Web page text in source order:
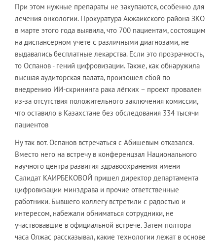
При этом нужные препараты не закупаются, особенно для
лечения онкологии. Прокуратура Акжаикского района ЗКО
в марте этого года выявила, что 700 пациентам, состоящим
на диспансерном учете с различными диагнозами, не
выдавались бесплатные лекарства. Если это прозрачность,
то Оспанов - гений цифровизации. Также, как обнаружила
высшая аудиторская палата, произошел сбой по
внедрению ИИ-скрининга рака лёгких – проект провален
из-за отсутствия положительного заключения комиссии,
что оставило в Казахстане без обследования 334 тысячи
пациентов
Ну так вот. Оспанов встречаться с Абишевым отказался.
Вместо него на встречу в конференцзал Национального
научного центра развития здравоохранения имени
Салидат КАИРБЕКОВОЙ пришел директор департамента
цифровизации минздрава и прочие ответственные
работники. Бывшего коллегу встретили с радостью и
интересом, набежали обниматься сотрудники, не
участвовавшие в официальной встрече. Затем полтора
часа Олжас рассказывал, какие технологии лежат в основе